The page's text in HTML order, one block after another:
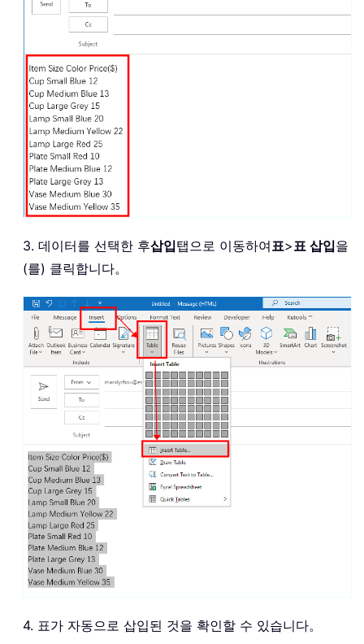
3. 데이터를 선택한 후삽입탭으로 이동하여 표> 표 삽입을
(를) 클릭합니다。
4. 표가 자동으로 삽입된 것을 확인할 수 있습니다。